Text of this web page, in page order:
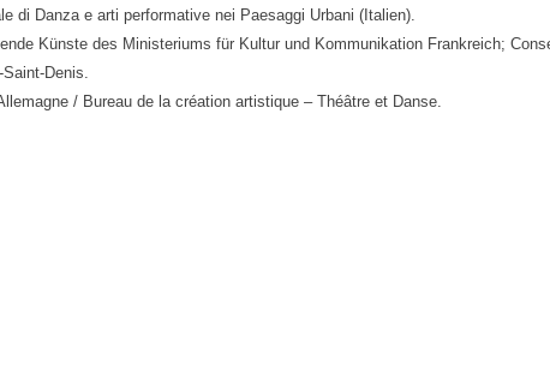
di Danza e arti performative nei Paesaggi Urbani (Italien).
Künste des Ministeriums für Kultur und Kommunikation Frankreich;
Denis.
/ Bureau de la création artistique – Théâtre et Danse.